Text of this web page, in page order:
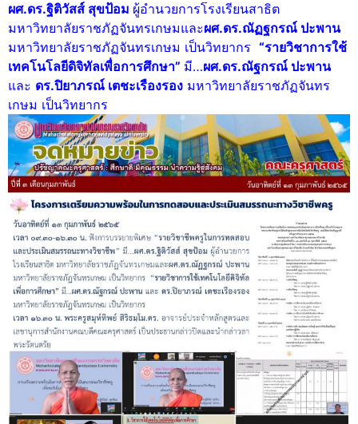
ผศ.ดร.ฐิติวัสส์ สุขป้อม ผู้อำนวยการโรงเรียนสาธิต
มหาวิทยาลัยราชภัฏจันทรเกษมและผศ.ดร.ณัฏฐกรณ์ ปะพาน
มหาวิทยาลัยราชภัฏจันทรเกษม เป็นวิทยากร “รายวิชาการใช้
เทคโนโลยีดิจิทัลเพื่อการศึกษา” มี…ผศ.ดร.ณัฐกรณ์ ปะพาน
และ ดร.ปิยาภรณ์ เตชะเรืองรอง มหาวิทยาลัยราชภัฏจันทร
เกษม เป็นวิทยากร